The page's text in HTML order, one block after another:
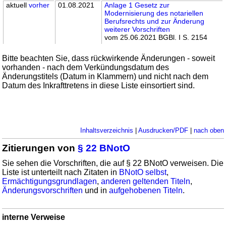
aktuellvorher 01.08.2021
Anlage 1 Gesetz zur
Modernisierung des notariellen
Berufsrechts und zur Änderung
weiterer Vorschriften
vom 25.06.2021 BGBl. I S. 2154
Bitte beachten Sie, dass rückwirkende Änderungen - soweit
vorhanden - nach dem Verkündungsdatum des
Änderungstitels (Datum in Klammern) und nicht nach dem
Datum des Inkrafttretens in diese Liste einsortiert sind.
Inhaltsverzeichnis | Ausdrucken/PDF| nach oben
Zitierungen von§ 22 BNotO
Sie sehen die Vorschriften, die auf § 22 BNotO verweisen. Die
Liste ist unterteilt nach Zitaten in BNotO selbst,
Ermächtigungsgrundlagen,anderen geltenden Titeln,
Änderungsvorschriften und inaufgehobenen Titeln.
interne Verweise